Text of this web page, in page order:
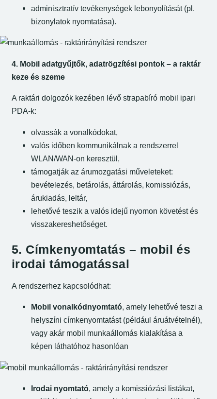
adminisztratív tevékenységek lebonyolítását (pl.
bizonylatok nyomtatása).
4. Mobil adatgyűjtők, adatrögzítési pontok – a raktár
keze és szeme
A raktári dolgozók kezében lévő strapabíró mobil ipari
PDA-k:
olvassák a vonalkódokat,
valós időben kommunikálnak a rendszerrel
WLAN/WAN-on keresztül,
támogatják az árumozgatási műveleteket:
bevételezés, betárolás, áttárolás, komissiózás,
árukiadás, leltár,
lehetővé teszik a valós idejű nyomon követést és
visszakereshetőséget.
5. Címkenyomtatás – mobil és
irodai támogatással
A rendszerhez kapcsolódhat:
Mobil vonalkódnyomtató, amely lehetővé teszi a
helyszíni címkenyomtatást (például áruátvételnél),
vagy akár mobil munkaállomás kialakítása a
képen láthatóhoz hasonlóan
Irodai nyomtató, amely a komissiózási listákat,